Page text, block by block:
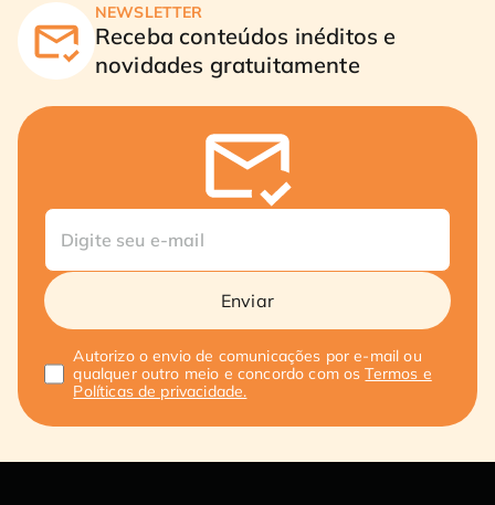
NEWSLETTER
Receba conteúdos inéditos e
novidades gratuitamente
Enviar
Autorizo o envio de comunicações por e-mail ou
qualquer outro meio e concordo com osTermos e
Políticas de privacidade.